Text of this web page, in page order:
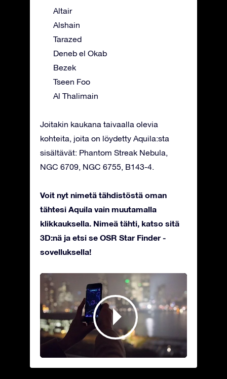
Altair
Alshain
Tarazed
Deneb el Okab
Bezek
Tseen Foo
Al Thalimain
Joitakin kaukana taivaalla olevia
kohteita, joita on löydetty Aquila:sta
sisältävät: Phantom Streak Nebula,
NGC 6709, NGC 6755, B143-4.
Voit nyt nimetä tähdistöstä oman
tähtesi Aquila vain muutamalla
klikkauksella. Nimeä tähti, katso sitä
3D:nä ja etsi se OSR Star Finder -
sovelluksella!